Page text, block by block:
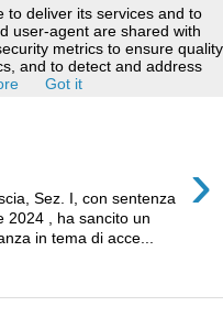
›
Sez. I, con sentenza
2024 , ha sancito un
in tema di acce...
to deliver its services and to
user-agent are shared with
metrics to ensure quality
and to detect and address
Got it